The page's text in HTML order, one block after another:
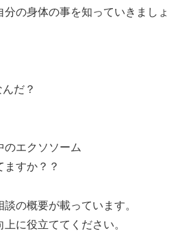
の身体の事を知っていきましょ
だ？
のエクソソーム
ますか？？
の概要が載っています。
に役立ててください。